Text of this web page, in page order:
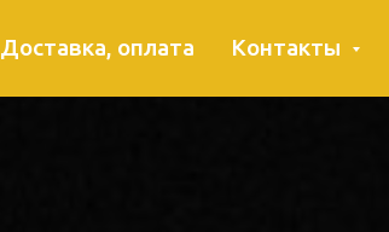
Доставка, оплата Контакты